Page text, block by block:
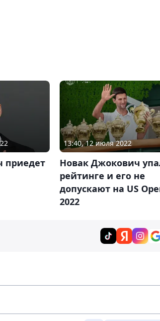
приедет
13:40, 12 июля 2022
Новак Джокович
рейтинге и его не
допускают на US
2022